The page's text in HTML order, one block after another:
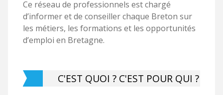
Ce réseau de professionnels est chargé
d’informer et de conseiller chaque Breton sur
les métiers, les formations et les opportunités
d’emploi en Bretagne.
C'EST QUOI ? C'EST POUR QUI ?